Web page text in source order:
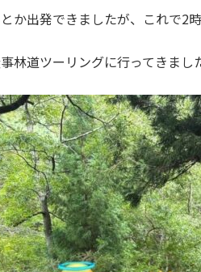
か出発できましたが、これで2
事林道ツーリングに行ってきまし